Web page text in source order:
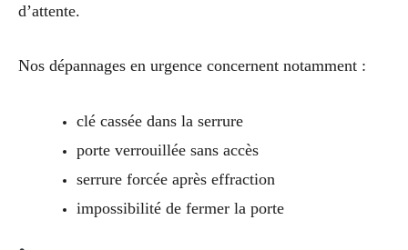
d’attente.
Nos dépannages en urgence concernent notamment :
clé cassée dans la serrure
porte verrouillée sans accès
serrure forcée après effraction
impossibilité de fermer la porte